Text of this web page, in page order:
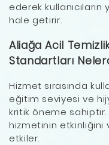
ederek kullanıcıların
hale getirir.
Aliağa Acil
Standartları
Hizmet sırasında
eğitim seviyesi ve
kritik öneme
hizmetinin etkinliğini
etkiler.